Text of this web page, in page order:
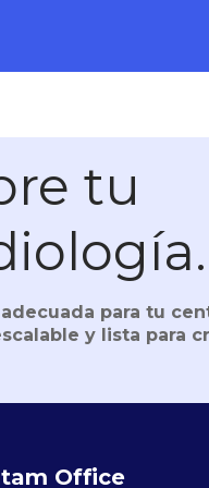
tu
para tu
y lista para
Office